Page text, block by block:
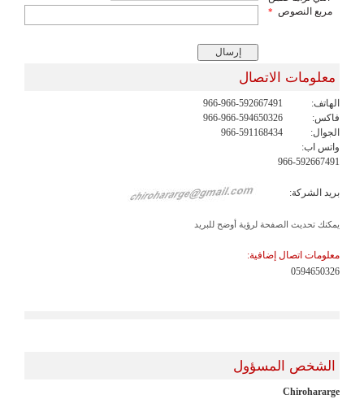
مربع النصوص *
معلومات الاتصال
الهاتف:
966-966-592667491
فاكس:
966-966-594650326
الجوال:
966-591168434
واتس اب:
966-592667491
بريد الشركة:
يمكنك تحديث الصفحة لرؤية أوضح للبريد
معلومات اتصال إضافية:
0594650326
الشخص المسؤول
Chirohararge